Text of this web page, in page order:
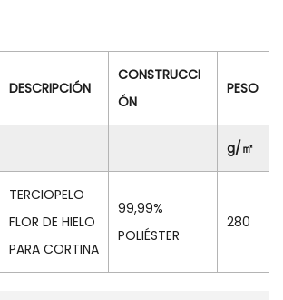
DESCRIPCIÓN
CONSTRUCCI
ÓN
PESO
g/㎡
TERCIOPELO
FLOR DE HIELO
PARA CORTINA
99,99%
POLIÉSTER
280